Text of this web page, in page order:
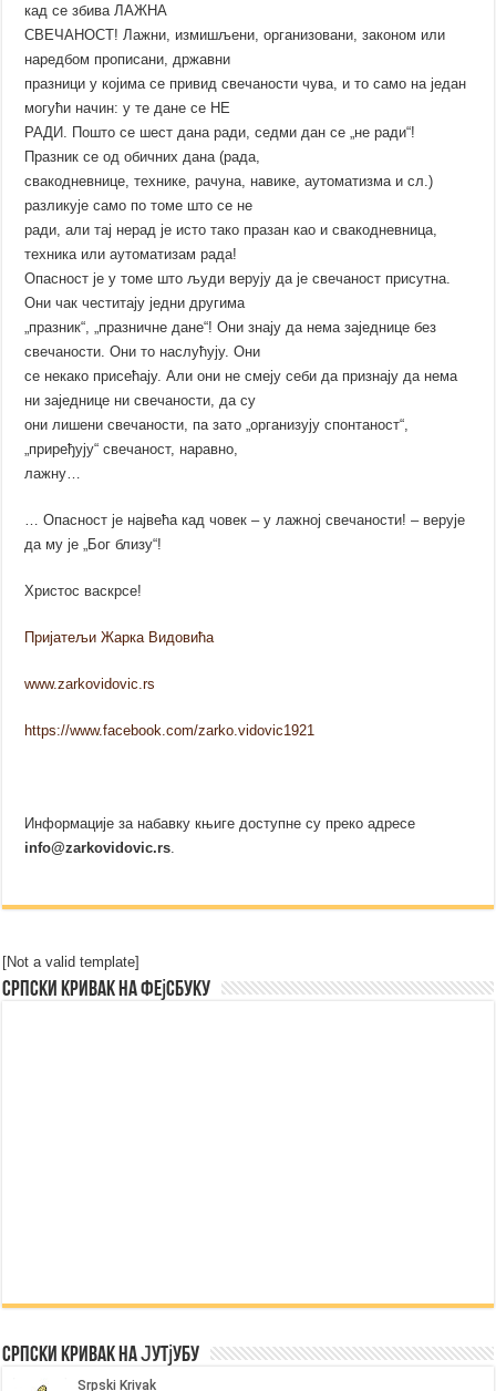
кад се збива ЛАЖНА
СВЕЧАНОСТ! Лажни, измишљени, организовани, законом или
наредбом прописани, државни
празници у којима се привид свечаности чува, и то само на један
могући начин: у те дане се НЕ
РАДИ. Пошто се шест дана ради, седми дан се „не ради“!
Празник се од обичних дана (рада,
свакодневнице, технике, рачуна, навике, аутоматизма и сл.)
разликује само по томе што се не
ради, али тај нерад је исто тако празан као и свакодневница,
техника или аутоматизам рада!
Опасност је у томе што људи верују да је свечаност присутна.
Они чак честитају једни другима
„празник“, „празничне дане“! Они знају да нема заједнице без
свечаности. Они то наслућују. Они
се некако присећају. Али они не смеју себи да признају да нема
ни заједнице ни свечаности, да су
они лишени свечаности, па зато „организују спонтаност“,
„приређују“ свечаност, наравно,
лажну…
… Опасност је највећа кад човек – у лажној свечаности! – верује
да му је „Бог близу“!
Христос васкрсе!
Пријатељи Жарка Видовића
www.zarkovidovic.rs
https://www.facebook.com/zarko.vidovic1921
Информације за набавку књиге доступне су преко адресе
info@zarkovidovic.rs
[Not a valid template]
Српски Кривак на Фејсбуку
Српски Кривак на Јутјубу